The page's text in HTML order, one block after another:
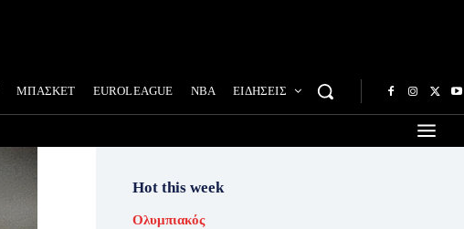
ΜΠΑΣΚΕΤ EUROLEAGUE NBA ΕΙΔΗΣΕΙΣ
Hot this week
Ολυμπιακός